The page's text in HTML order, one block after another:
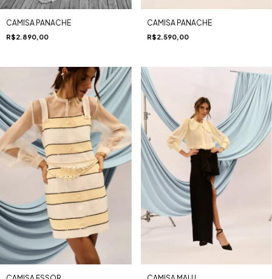
CAMISA PANACHE
R$2.890,00
CAMISA PANACHE
R$2.590,00